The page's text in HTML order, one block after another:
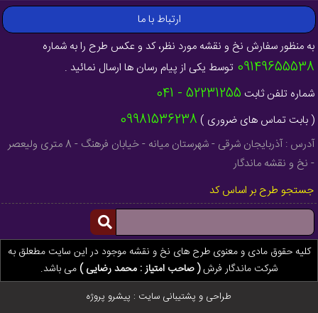
ارتباط با ما
به منظور سفارش نخ و نقشه مورد نظر، کد و عکس طرح را به شماره
09149655538 توسط یکی از پیام رسان ها ارسال نمائید .
شماره تلفن ثابت 52231255 - 041
( بابت تماس های ضروری ) 09981536238
آدرس : آذربایجان شرقی - شهرستان میانه - خیابان فرهنگ - 8 متری ولیعصر
- نخ و نقشه ماندگار
جستجو طرح بر اساس کد
کلیه حقوق مادی و معنوی طرح های نخ و نقشه موجود در این سایت مطعلق به
شرکت ماندگار فرش( صاحب امتیاز : محمد رضایی )می باشد.
طراحی و پشتیبانی سایت : پیشرو پروژه